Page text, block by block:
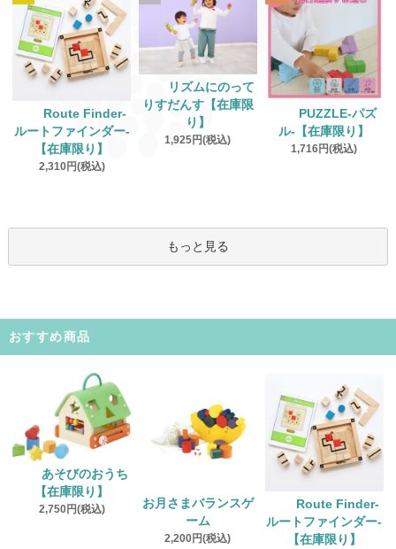
Route Finder‐
ルートファインダー‐
【在庫限り】
2,310円(税込)
リズムにのって
りすだんす【在庫限
り】
1,925円(税込)
PUZZLE‐パズ
ル‐【在庫限り】
1,716円(税込)
もっと見る
おすすめ商品
あそびのおうち
【在庫限り】
2,750円(税込)
お月さまバランスゲ
ーム
2,200円(税込)
Route Finder‐
ルートファインダー‐
【在庫限り】